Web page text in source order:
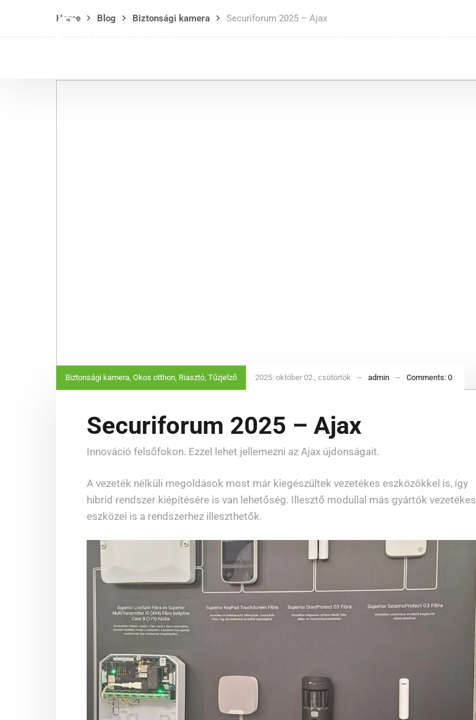
Home Blog Biztonsági kamera Securiforum 2025 – Ajax
Biztonsági kamera, Okos otthon, Riasztó, Tűzjelző 2025. október 02., csütörtök admin Comments: 0
Securiforum 2025 – Ajax
Innováció felsőfokon. Ezzel lehet jellemezni az Ajax újdonságait.
A vezeték nélküli megoldások most már kiegészültek vezetékes eszközökkel is, így
hibrid rendszer kiépítésére is van lehetőség. Illesztő modullal más gyártók vezetékes
eszközei is a rendszerhez illeszthetők.